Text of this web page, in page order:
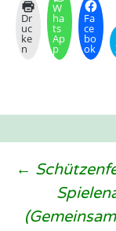
Dr
uc
ke
n
W
ha
ts
Ap
p
Fa
ce
bo
ok
←